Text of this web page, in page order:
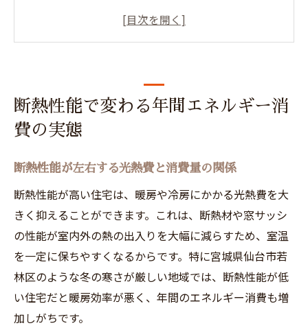
窓や断熱材選びで変わるエネルギー効率
宮城県仙台市若林区の住宅選びで重要な断熱性
若林区で求められる断熱性能の基準とは
断熱性能が住宅選びに不可欠な理由を解説
気候区分に合わせた断熱性能の最適化方法
資産価値を高める断熱性能の選び方
断熱性能が左右する快適な住環境の実現例
快適な暮らしへ導く断熱性能の基礎知識
断熱性能で変わる年間エネルギー消
費の実態
断熱性能が左右する光熱費と消費量の関係
断熱性能が高い住宅は、暖房や冷房にかかる光熱費を大
きく抑えることができます。これは、断熱材や窓サッシ
の性能が室内外の熱の出入りを大幅に減らすため、室温
を一定に保ちやすくなるからです。特に宮城県仙台市若
林区のような冬の寒さが厳しい地域では、断熱性能が低
い住宅だと暖房効率が悪く、年間のエネルギー消費も増
加しがちです。